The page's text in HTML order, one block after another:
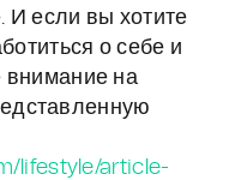
И если вы хотите
о себе и
внимание на
lifestyle/article-